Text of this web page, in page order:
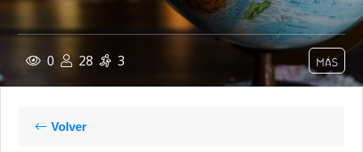
0 28 3 MÁS
Volver